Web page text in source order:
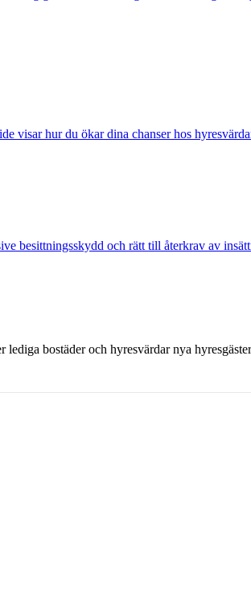
hur du ökar dina chanser hos
besittningsskydd och rätt till återkrav av
bostäder och hyresvärdar nya